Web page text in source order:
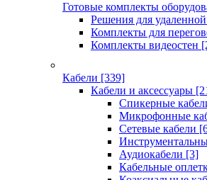
Готовые комплекты
Решения для
Комплекты для
Комплекты видеостен
Кабели [339]
Кабели и аксессуары
Спикерные
Микрофонные
Сетевые кабели
Аудиокабели [3]
Кабельные